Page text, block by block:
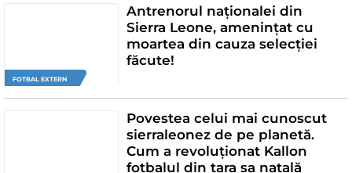
FOTBAL EXTERN
Antrenorul naționalei din
Sierra Leone, amenințat cu
moartea din cauza selecției
făcute!
Povestea celui mai cunoscut
sierraleonez de pe planetă.
Cum a revoluționat Kallon
fotbalul din țara sa natală